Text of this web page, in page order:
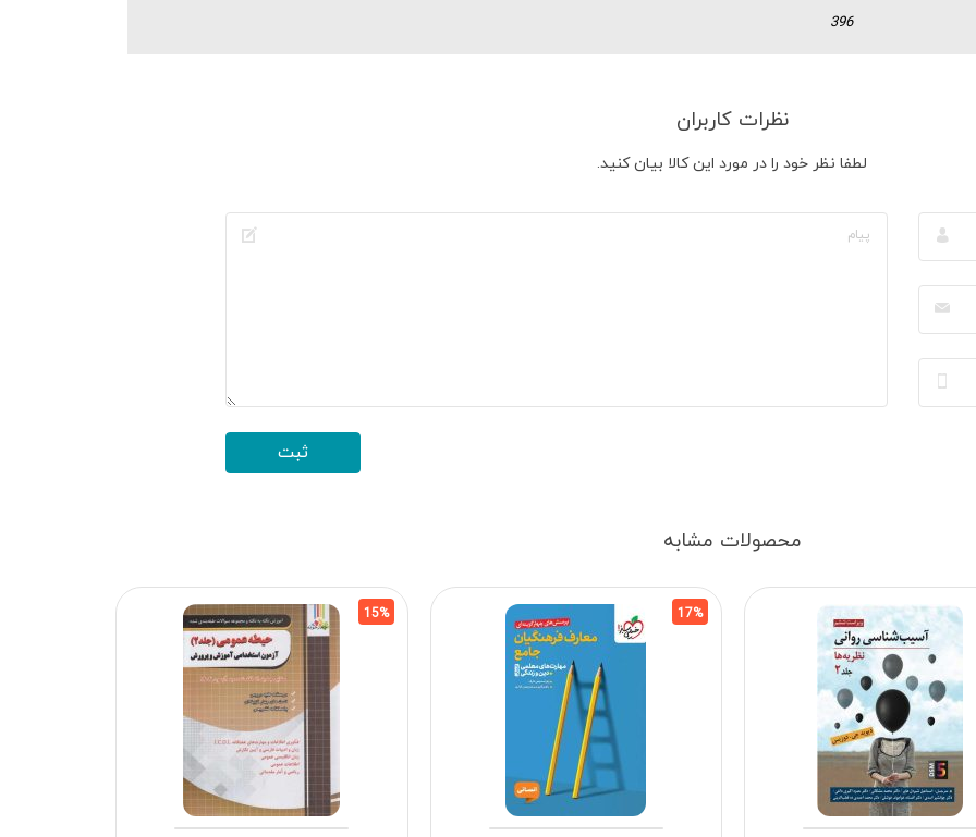
396
نظرات کاربران
لطفا نظر خود را در مورد این کالا بیان کنید.
محصولات مشابه
17%
15%